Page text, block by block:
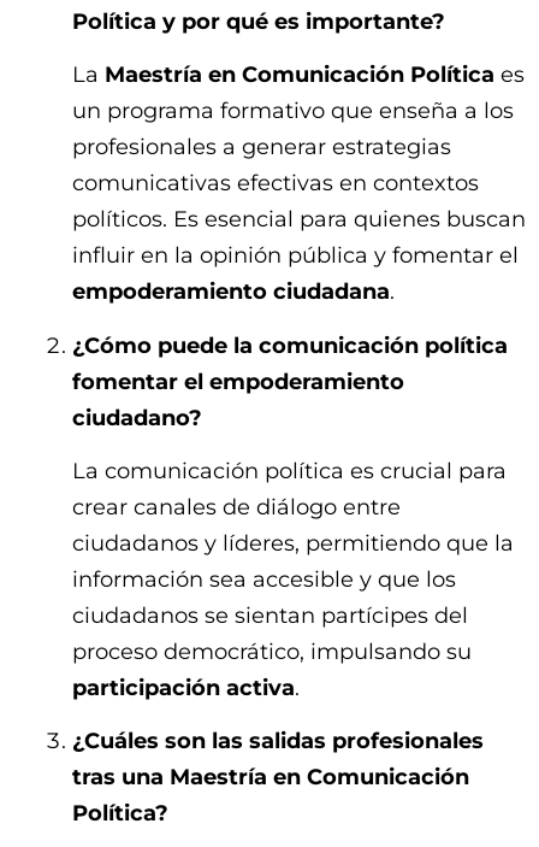
Política y por qué es importante?
La Maestría en Comunicación Política es
un programa formativo que enseña a los
profesionales a generar estrategias
comunicativas efectivas en contextos
políticos. Es esencial para quienes buscan
influir en la opinión pública y fomentar el
empoderamiento ciudadana.
¿Cómo puede la comunicación política
fomentar el empoderamiento
ciudadano?
La comunicación política es crucial para
crear canales de diálogo entre
ciudadanos y líderes, permitiendo que la
información sea accesible y que los
ciudadanos se sientan partícipes del
proceso democrático, impulsando su
participación activa.
¿Cuáles son las salidas profesionales
tras una Maestría en Comunicación
Política?